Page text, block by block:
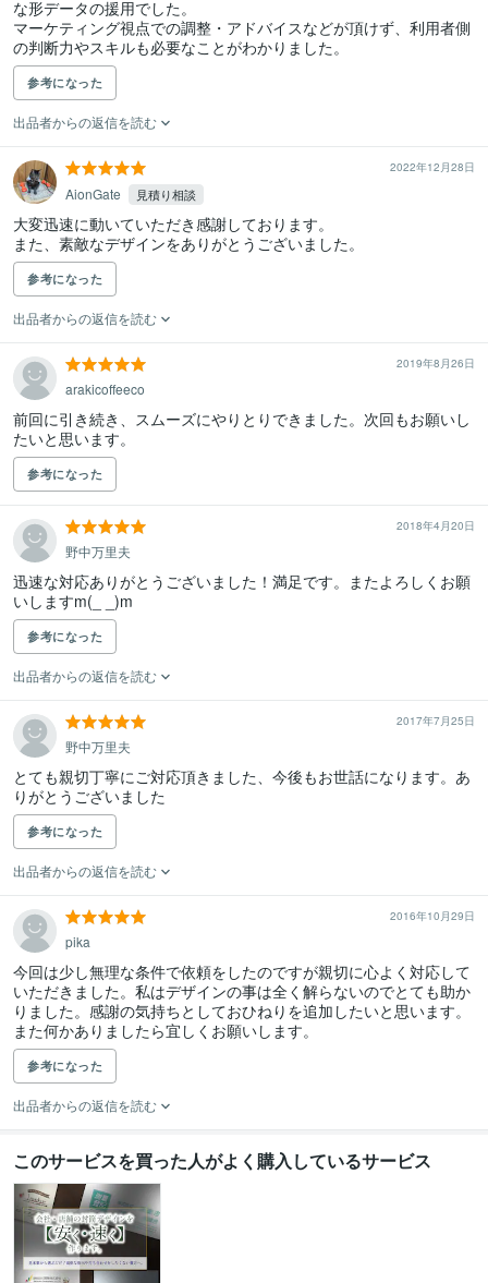
な形データの援用でした。
マーケティング視点での調整・アドバイスなどが頂けず、利用者側
の判断力やスキルも必要なことがわかりました。
参考になった
出品者からの返信を読む
2022年12月28日
AionGate 見積り相談
大変迅速に動いていただき感謝しております。
また、素敵なデザインをありがとうございました。
参考になった
出品者からの返信を読む
2019年8月26日
arakicoffeeco
前回に引き続き、スムーズにやりとりできました。次回もお願いし
たいと思います。
参考になった
2018年4月20日
野中万里夫
迅速な対応ありがとうございました！満足です。またよろしくお願
いしますm(_ _)m
参考になった
出品者からの返信を読む
2017年7月25日
野中万里夫
とても親切丁寧にご対応頂きました、今後もお世話になります。あ
参考になった
出品者からの返信を読む
2016年10月29日
pika
今回は少し無理な条件で依頼をしたのですが親切に心よく対応して
いただきました。私はデザインの事は全く解らないのでとても助か
りました。感謝の気持ちとしておひねりを追加したいと思います。
また何かありましたら宜しくお願いします。
参考になった
出品者からの返信を読む
このサービスを買った人がよく購入しているサービス